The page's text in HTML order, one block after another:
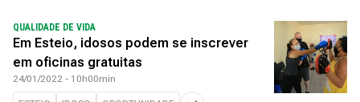
QUALIDADE DE VIDA
Em Esteio, idosos podem se inscrever
em oficinas gratuitas
24/01/2022 - 10h00min